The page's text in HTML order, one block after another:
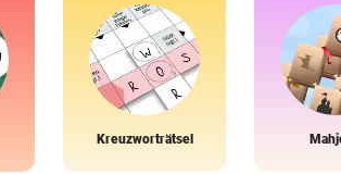
Kreuzworträtsel